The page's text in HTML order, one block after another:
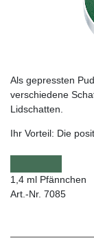
Als gepressten
verschiedene
Lidschatten.
Ihr Vorteil: Die
1,4 ml Pfännchen
Art.-Nr. 7085